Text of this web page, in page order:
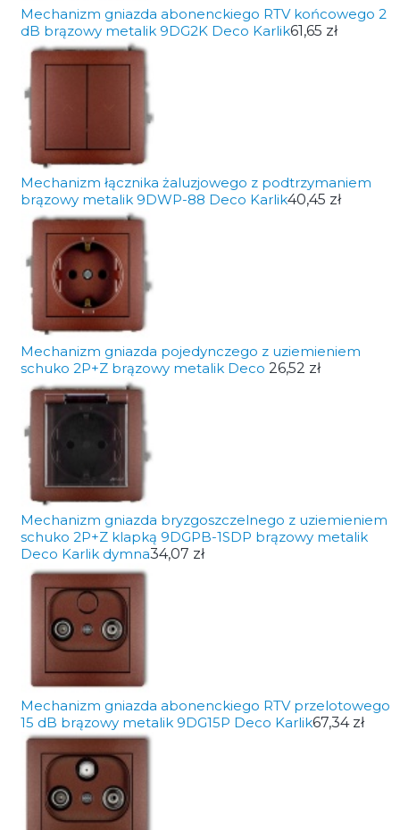
Mechanizm gniazda abonenckiego RTV końcowego 2
dB brązowy metalik 9DG2K Deco Karlik61,65 zł
Mechanizm łącznika żaluzjowego z podtrzymaniem
brązowy metalik 9DWP-88 Deco Karlik40,45 zł
Mechanizm gniazda pojedynczego z uziemieniem
schuko 2P+Z brązowy metalik Deco 26,52 zł
Mechanizm gniazda bryzgoszczelnego z uziemieniem
schuko 2P+Z klapką 9DGPB-1SDP brązowy metalik
Deco Karlik dymna34,07 zł
Mechanizm gniazda abonenckiego RTV przelotowego
15 dB brązowy metalik 9DG15P Deco Karlik67,34 zł